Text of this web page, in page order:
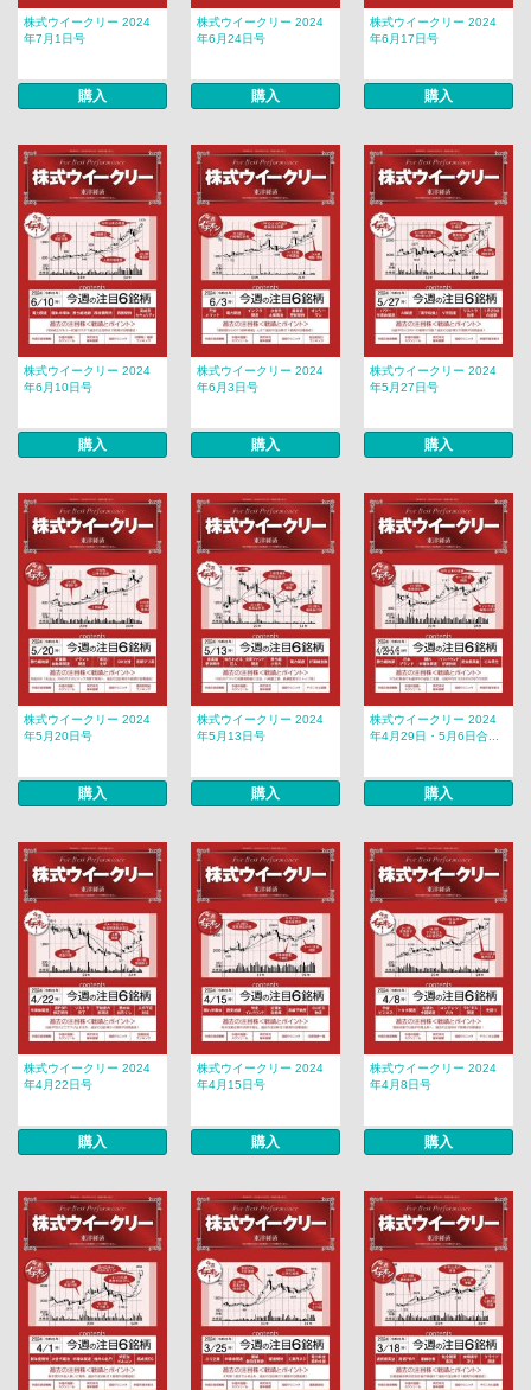
株式ウイークリー 2024
年7月1日号
購入
株式ウイークリー 2024
年6月24日号
購入
株式ウイークリー 2024
年6月17日号
購入
株式ウイークリー 2024
年6月10日号
購入
株式ウイークリー 2024
年6月3日号
購入
株式ウイークリー 2024
年5月27日号
購入
株式ウイークリー 2024
年5月20日号
購入
株式ウイークリー 2024
年5月13日号
購入
株式ウイークリー 2024
年4月29日・5月6日合...
購入
株式ウイークリー 2024
年4月22日号
購入
株式ウイークリー 2024
年4月15日号
購入
株式ウイークリー 2024
年4月8日号
購入